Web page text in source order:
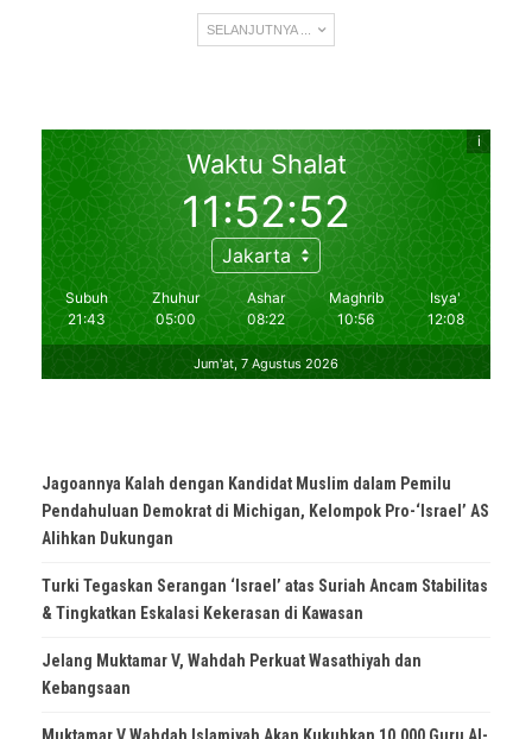
SELANJUTNYA ...
Jagoannya Kalah dengan Kandidat Muslim dalam Pemilu
Pendahuluan Demokrat di Michigan, Kelompok Pro-‘Israel’ AS
Alihkan Dukungan
Turki Tegaskan Serangan ‘Israel’ atas Suriah Ancam Stabilitas
& Tingkatkan Eskalasi Kekerasan di Kawasan
Jelang Muktamar V, Wahdah Perkuat Wasathiyah dan
Kebangsaan
Muktamar V Wahdah Islamiyah Akan Kukuhkan 10.000 Guru Al-